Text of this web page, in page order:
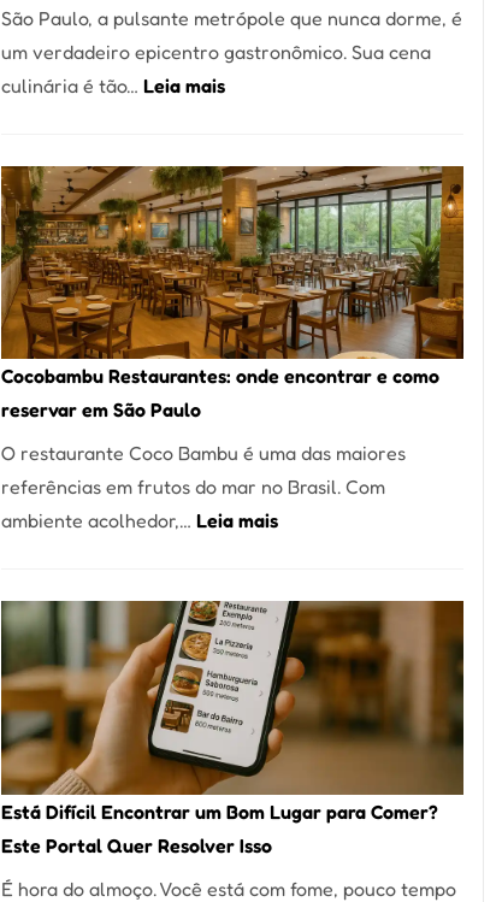
lenha
na
Vila
São Paulo, a pulsante metrópole que nunca dorme, é
um verdadeiro epicentro gastronômico. Sua cena
culinária é tão… Leia mais:
Melhores
Restaurantes
em
São
Paulo:
Um
Guia
para
a
Alta
Cocobambu Restaurantes: onde encontrar e como
reservar em São Paulo
O restaurante Coco Bambu é uma das maiores
referências em frutos do mar no Brasil. Com
ambiente acolhedor,… Leia mais:
onde
encontrar
e
como
reservar
em
São
Está Difícil Encontrar um Bom Lugar para Comer?
Este Portal Quer Resolver Isso
É hora do almoço. Você está com fome, pouco tempo